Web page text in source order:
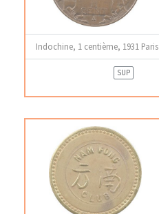
Indochine, 1 centième, 1931 Paris
SUP